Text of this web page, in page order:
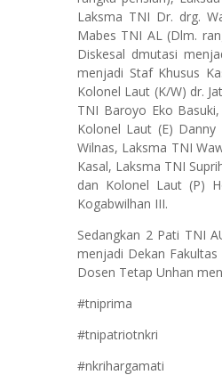
Laksma TNI Dr. drg.
Mabes TNI AL (Dlm.
Diskesal dmutasi
menjadi Staf Khusus
Kolonel Laut (K/W) dr.
TNI Baroyo Eko
Kolonel Laut (E) Danny
Wilnas, Laksma TNI
Kasal, Laksma TNI
dan Kolonel Laut (P)
Kogabwilhan III.
Sedangkan 2 Pati TNI
menjadi Dekan
Dosen Tetap Unhan
#tniprima
#tnipatriotnkri
#nkrihargamati